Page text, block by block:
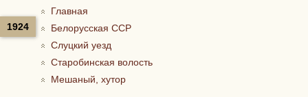
1924
Главная
Белорусская ССР
Слуцкий уезд
Старобинская волость
Мешаный, хутор